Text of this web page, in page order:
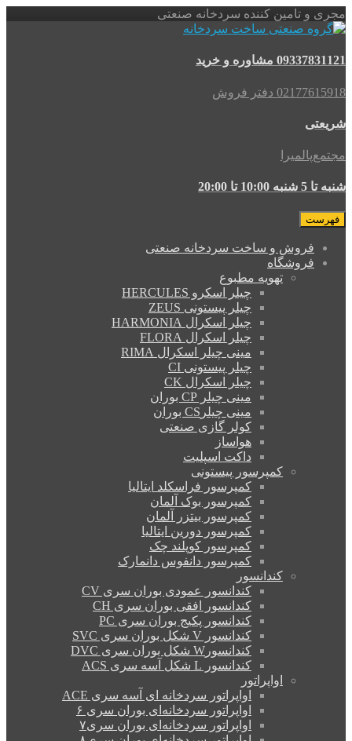
مجری و تامین کننده سردخانه صنعتی
09337831121 مشاوره و خرید
02177615918 دفتر فروش
شریعتی
مجتمع‌پالمیرا
شنبه تا 5 شنبه 10:00 تا 20:00
فهرست
فروش و ساخت سردخانه صنعتی
فروشگاه
تهویه مطبوع
چیلر اسکرو HERCULES
چیلر پیستونی ZEUS
چیلر اسکرال HARMONIA
چیلر اسکرال FLORA
مینی چیلر اسکرال RIMA
چیلر پیستونی CI
چیلر اسکرال CK
مینی چیلر CP بوران
مینی چیلرCS بوران
کولر گازی صنعتی
هواساز
داکت اسپلیت
کمپرسور پیستونی
کمپرسور فراسکلد ایتالیا
کمپرسور بوک آلمان
کمپرسور بیتزر آلمان
کمپرسور دورین ایتالیا
کمپرسور کوپلند چک
کمپرسور دانفوس دانمارک
کندانسور
کندانسور عمودی بوران سری CV
کندانسور افقی بوران سری CH
کندانسور پکیج بوران سری PC
کندانسور V شکل بوران سری SVC
کندانسورW شکل بوران سری DVC
کندانسور L شکل آسه سری ACS
اواپراتور
اواپراتور سردخانه ای آسه سری ACE
اواپراتور سردخانه‌ای بوران سری ۶
اواپراتور سردخانه‌ای بوران سری۷